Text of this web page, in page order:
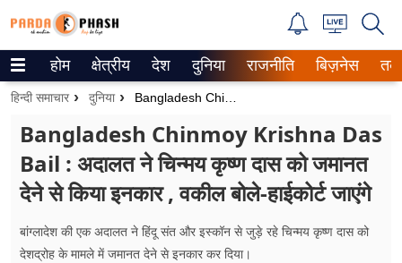
Trending on Google News
वेब स्टोरीज
उत्तर प्रदेश
गैलरी
होम क्षेत्रीय देश दुनिया राजनीति बिज़नेस
हिन्दी समाचार दुनिया Bangladesh Chinmoy Krishna Das Bail : अदालत ने
Bangladesh Chinmoy Krishna Das
Bail : अदालत ने चिन्मय कृष्ण दास को जमानत
देने से किया इनकार , वकील बोले-हाईकोर्ट जाएंगे
बांग्लादेश की एक अदालत ने हिंदू संत और इस्कॉन से जुड़े रहे चिन्मय कृष्ण दास को
देशद्रोह के मामले में जमानत देने से इनकार कर दिया।